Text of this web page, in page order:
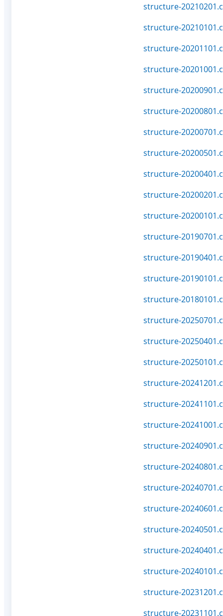
structure-
structure-
structure-
structure-
structure-
structure-
structure-
structure-
structure-
structure-
structure-
structure-
structure-
structure-
structure-
structure-
structure-
structure-
structure-
structure-
structure-
structure-
structure-
structure-
structure-
structure-
structure-
structure-
structure-
structure-